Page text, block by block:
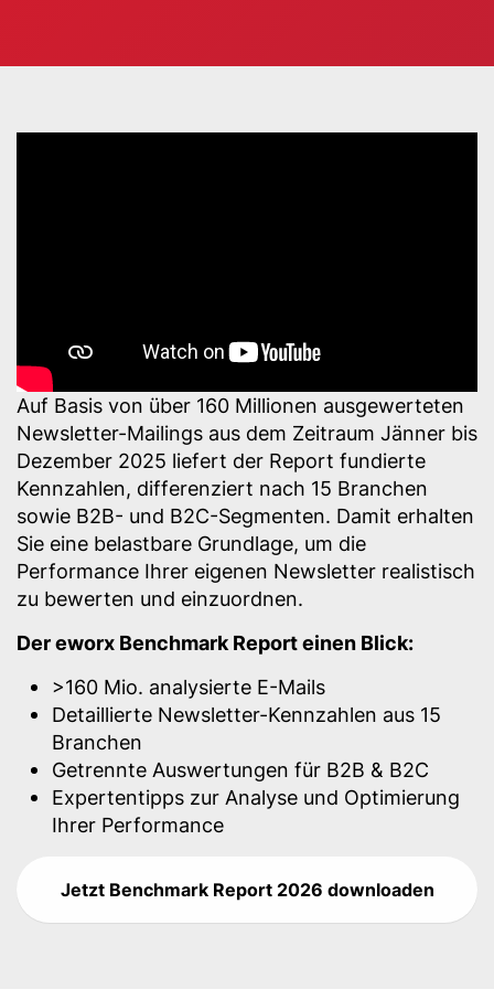
Auf Basis von über 160 Millionen ausgewerteten
Newsletter-Mailings aus dem Zeitraum Jänner bis
Dezember 2025 liefert der Report fundierte
Kennzahlen, differenziert nach 15 Branchen
sowie B2B- und B2C-Segmenten. Damit erhalten
Sie eine belastbare Grundlage, um die
Performance Ihrer eigenen Newsletter realistisch
zu bewerten und einzuordnen.
Der eworx Benchmark Report einen Blick:
>160 Mio. analysierte E-Mails
Detaillierte Newsletter-Kennzahlen aus 15
Branchen
Getrennte Auswertungen für B2B & B2C
Expertentipps zur Analyse und Optimierung
Ihrer Performance
Jetzt Benchmark Report 2026 downloaden